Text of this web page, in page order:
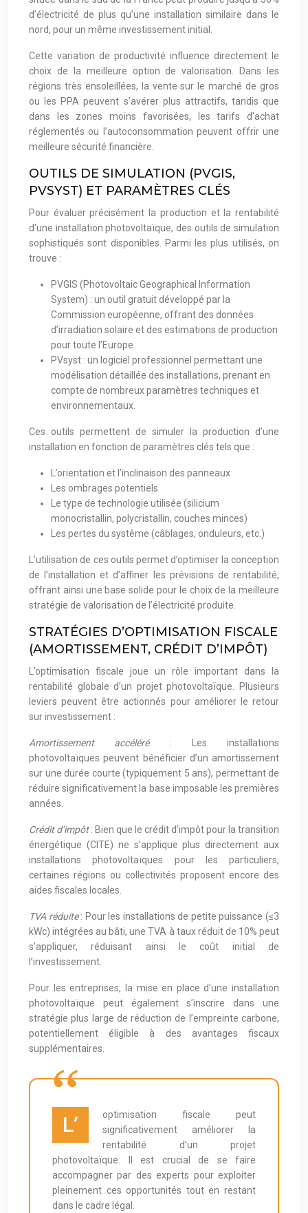
d’électricité de plus qu’une installation similaire dans le
nord, pour un même investissement initial.
Cette variation de productivité influence directement le
choix de la meilleure option de valorisation. Dans les
régions très ensoleillées, la vente sur le marché de gros
ou les PPA peuvent s’avérer plus attractifs, tandis que
dans les zones moins favorisées, les tarifs d’achat
réglementés ou l’autoconsommation peuvent offrir une
meilleure sécurité financière.
OUTILS DE SIMULATION (PVGIS,
PVSYST) ET PARAMÈTRES CLÉS
Pour évaluer précisément la production et la rentabilité
d’une installation photovoltaïque, des outils de simulation
sophistiqués sont disponibles. Parmi les plus utilisés, on
trouve :
PVGIS (Photovoltaic Geographical Information
System) : un outil gratuit développé par la
Commission européenne, offrant des données
d’irradiation solaire et des estimations de production
pour toute l’Europe.
PVsyst : un logiciel professionnel permettant une
modélisation détaillée des installations, prenant en
compte de nombreux paramètres techniques et
environnementaux.
Ces outils permettent de simuler la production d’une
installation en fonction de paramètres clés tels que :
L’orientation et l’inclinaison des panneaux
Les ombrages potentiels
Le type de technologie utilisée (silicium
monocristallin, polycristallin, couches minces)
Les pertes du système (câblages, onduleurs, etc.)
L’utilisation de ces outils permet d’optimiser la conception
de l’installation et d’affiner les prévisions de rentabilité,
offrant ainsi une base solide pour le choix de la meilleure
stratégie de valorisation de l’électricité produite.
STRATÉGIES D’OPTIMISATION FISCALE
(AMORTISSEMENT, CRÉDIT D’IMPÔT)
L’optimisation fiscale joue un rôle important dans la
rentabilité globale d’un projet photovoltaïque. Plusieurs
leviers peuvent être actionnés pour améliorer le retour
sur investissement :
Amortissement accéléré: Les installations
photovoltaïques peuvent bénéficier d’un amortissement
sur une durée courte (typiquement 5 ans), permettant de
réduire significativement la base imposable les premières
années.
Crédit d’impôt: Bien que le crédit d’impôt pour la transition
énergétique (CITE) ne s’applique plus directement aux
installations photovoltaïques pour les particuliers,
certaines régions ou collectivités proposent encore des
aides fiscales locales.
TVA réduite: Pour les installations de petite puissance (≤3
kWc) intégrées au bâti, une TVA à taux réduit de 10% peut
s’appliquer, réduisant ainsi le coût initial de
l’investissement.
Pour les entreprises, la mise en place d’une installation
photovoltaïque peut également s’inscrire dans une
stratégie plus large de réduction de l’empreinte carbone,
potentiellement éligible à des avantages fiscaux
supplémentaires.
L’
optimisation fiscale peut
significativement améliorer la
rentabilité d’un projet
photovoltaïque. Il est crucial de se faire
accompagner par des experts pour exploiter
pleinement ces opportunités tout en restant
dans le cadre légal.